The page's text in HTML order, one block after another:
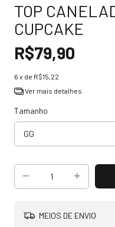
TOP
CUPCAKE
R$79,90
6 x de R$15,22
Ver mais detalhes
Tamanho
MEIOS DE ENVIO